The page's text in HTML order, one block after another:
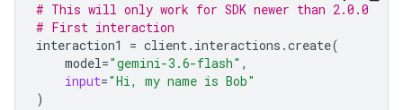
# This will only work for SDK newer than 2.0.0
# First interaction
interaction1
= client. interactions .create(
model="gemini-3.6-flash" ,
input="Hi, my name is Bob"
)